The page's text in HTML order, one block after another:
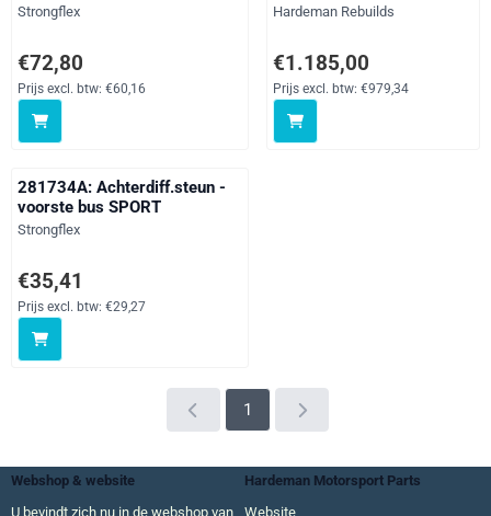
Merk:
Strongflex
Prijs: 72,80, exclusief btw: 60,16
€72,80
Prijs excl. btw: €60,16
Merk:
Hardeman Rebuilds
Prijs: 1 185,00, exclusief btw:
€1.185,00
Prijs excl. btw: €979,34
281734A: Achterdiff.steun -
voorste bus SPORT
Merk:
Strongflex
Prijs: 35,41, exclusief btw: 29,27
€35,41
Prijs excl. btw: €29,27
1
Webshop & website
Hardeman Motorsport Parts
U bevindt zich nu in de webshop van
Website